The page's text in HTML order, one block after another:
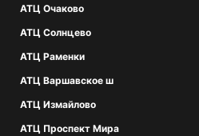
АТЦ Очаково
АТЦ Солнцево
АТЦ Раменки
АТЦ Варшавское ш
АТЦ Измайлово
АТЦ Проспект Мира